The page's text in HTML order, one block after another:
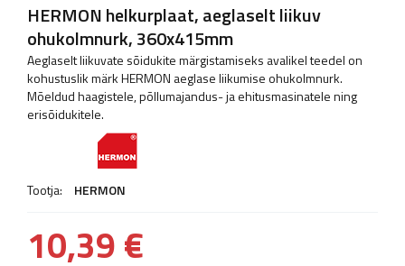
HERMON helkurplaat, aeglaselt liikuv
ohukolmnurk, 360x415mm
Aeglaselt liikuvate sõidukite märgistamiseks avalikel teedel on
kohustuslik märk HERMON aeglase liikumise ohukolmnurk.
Mõeldud haagistele, põllumajandus- ja ehitusmasinatele ning
erisõidukitele.
Tootja: HERMON
10,39 €